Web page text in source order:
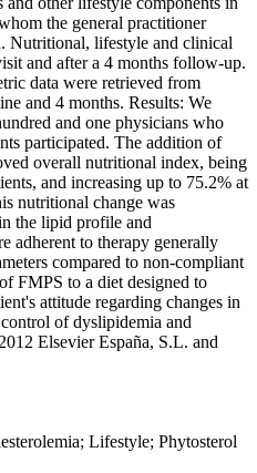
the general practitioner
Nutritional, lifestyle and clinical
and after a 4 months follow-up.
data were retrieved from
and 4 months. Results: We
and one physicians who
participated. The addition of
overall nutritional index, being
and increasing up to 75.2% at
nutritional change was
the lipid profile and
adherent to therapy generally
compared to non-compliant
FMPS to a diet designed to
attitude regarding changes in
of dyslipidemia and
Elsevier España, S.L. and
Lifestyle; Phytosterol